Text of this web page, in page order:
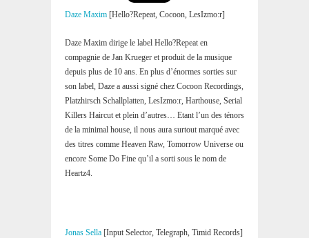
Daze Maxim [Hello?Repeat, Cocoon, LesIzmo:r]
Daze Maxim dirige le label Hello?Repeat en
compagnie de Jan Krueger et produit de la musique
depuis plus de 10 ans. En plus d’énormes sorties sur
son label, Daze a aussi signé chez Cocoon Recordings,
Platzhirsch Schallplatten, LesIzmo:r, Harthouse, Serial
Killers Haircut et plein d’autres… Etant l’un des ténors
de la minimal house, il nous aura surtout marqué avec
des titres comme Heaven Raw, Tomorrow Universe ou
encore Some Do Fine qu’il a sorti sous le nom de
Heartz4.
Jonas Sella [Input Selector, Telegraph, Timid Records]